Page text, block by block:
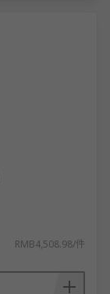
RMB4,508.98/件